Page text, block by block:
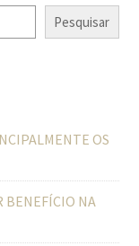
Pesquisar
OS
BENEFÍCIO NA